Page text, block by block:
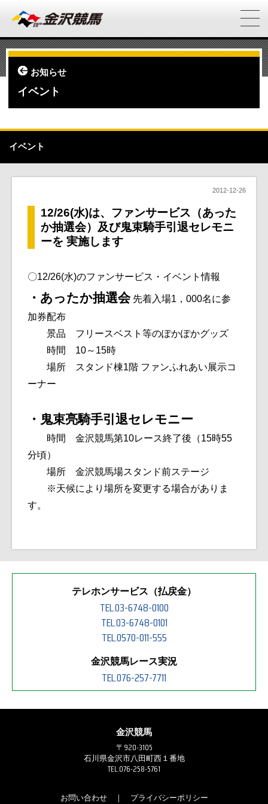
お知らせ
イベント
イベント
2012-12-26
12/26(水)は、ファンサービス（あった
か抽選会）及び鬼束騎手引退セレモニ
ーを 実施します
〇12/26(水)のファンサービス・イベント情報
・あったか抽選会先着入場1，000名に参
加券配布
景品 フリースベスト等のぽかぽかグッズ
時間 10～15時
場所 スタンド棟1階 ファンふれあい展示コ
ーナー
・鬼束亮騎手引退セレモニー
時間 金沢競馬第10レース終了後（15時55
分頃）
場所 金沢競馬場スタンド前ステージ
※天候により場所を変更する場合がありま
す。
テレホンサービス（払戻金）
TEL.03-6748-0100
TEL.03-6748-0101
TEL.0570-011-555
金沢競馬レース実況
TEL.076-257-7711
金沢競馬
〒920-3105
石川県金沢市八田町西１番地
TEL.076-258-5761
お問い合わせ｜ プライバシーポリシー